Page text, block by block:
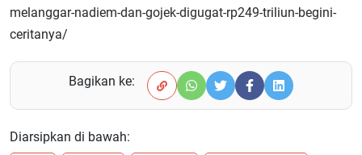
melanggar-nadiem-dan-gojek-digugat-rp249-triliun-begini-
ceritanya/
Bagikan ke:
Diarsipkan di bawah: